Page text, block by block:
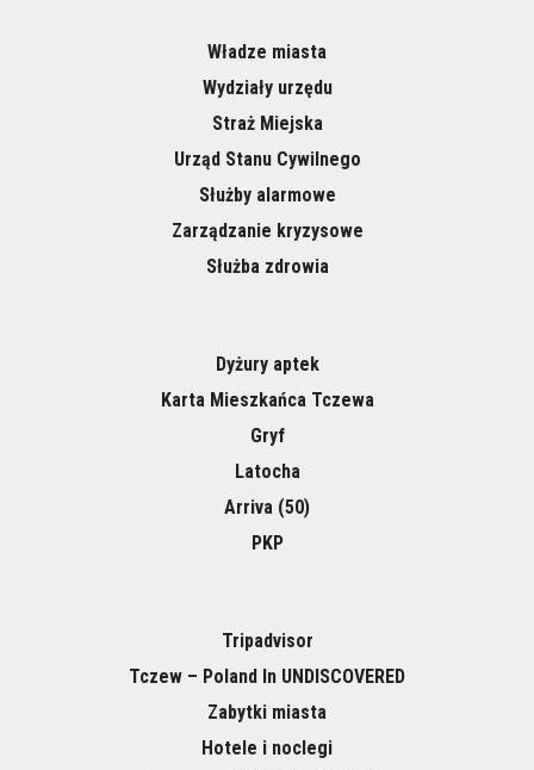
Władze miasta
Wydziały urzędu
Straż Miejska
Urząd Stanu Cywilnego
Służby alarmowe
Zarządzanie kryzysowe
Służba zdrowia
Dyżury aptek
Karta Mieszkańca Tczewa
Gryf
Latocha
Arriva (50)
PKP
Tripadvisor
Tczew – Poland In UNDISCOVERED
Zabytki miasta
Hotele i noclegi